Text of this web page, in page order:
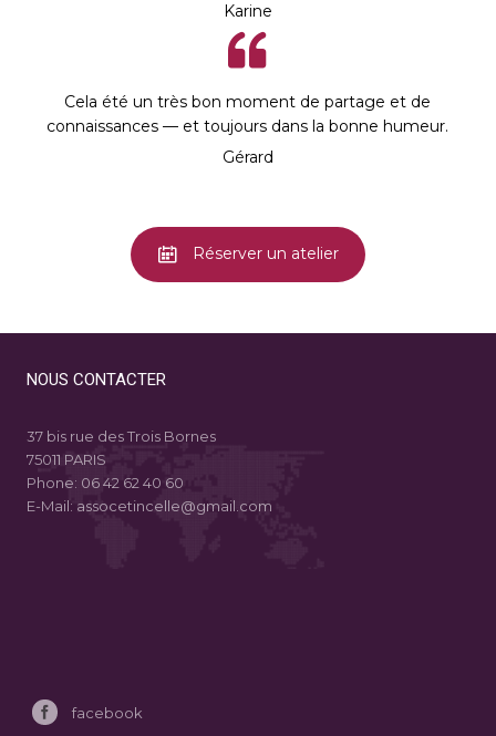
Karine
Cela été un très bon moment de partage et de
connaissances — et toujours dans la bonne humeur.
Gérard
Réserver un atelier
NOUS CONTACTER
37 bis rue des Trois Bornes
75011 PARIS
Phone: 06 42 62 40 60
E-Mail: assocetincelle@gmail.com
facebook